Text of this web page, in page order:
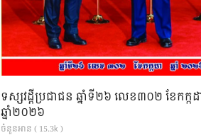
ទស្សវដ្តីប្រជាជន ឆ្នាំទី២៦ លេខ៣០២ ខែកក្កដ
ឆ្នាំ២០២៦
ចំនួនអាន ( 15.3k )